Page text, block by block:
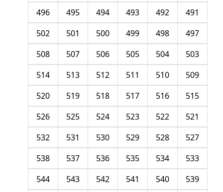
491
492
493
494
495
496
497
498
499
500
501
502
503
504
505
506
507
508
509
510
511
512
513
514
515
516
517
518
519
520
521
522
523
524
525
526
527
528
529
530
531
532
533
534
535
536
537
538
539
540
541
542
543
544